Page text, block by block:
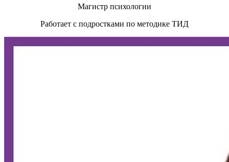
Магистр психологии
Работает с подростками по методике ТИД